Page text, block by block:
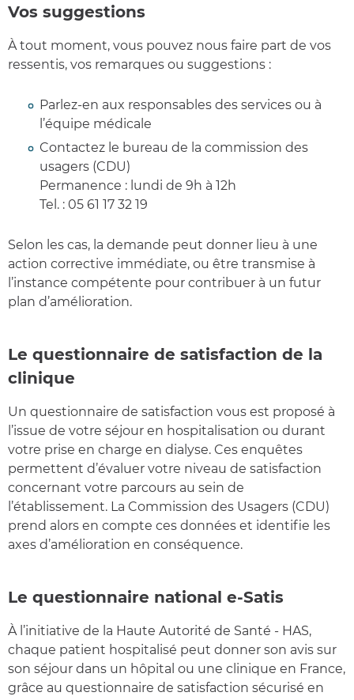
Vos suggestions
À tout moment, vous pouvez nous faire part de vos
ressentis, vos remarques ou suggestions :
Parlez-en aux responsables des services ou à
l’équipe médicale
Contactez le bureau de la commission des
usagers (CDU)
Permanence : lundi de 9h à 12h
Tel. : 05 61 17 32 19
Selon les cas, la demande peut donner lieu à une
action corrective immédiate, ou être transmise à
l’instance compétente pour contribuer à un futur
plan d’amélioration.
Le questionnaire de satisfaction de la
clinique
Un questionnaire de satisfaction vous est proposé à
l’issue de votre séjour en hospitalisation ou durant
votre prise en charge en dialyse. Ces enquêtes
permettent d’évaluer votre niveau de satisfaction
concernant votre parcours au sein de
l’établissement. La Commission des Usagers (CDU)
prend alors en compte ces données et identifie les
axes d’amélioration en conséquence.
Le questionnaire national e-Satis
À l’initiative de la Haute Autorité de Santé - HAS,
chaque patient hospitalisé peut donner son avis sur
son séjour dans un hôpital ou une clinique en France,
grâce au questionnaire de satisfaction sécurisé en